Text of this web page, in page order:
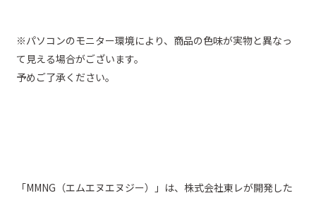
※パソコンのモニター環境により、商品の色味が実物と異なっ
て見える場合がございます。
予めご了承ください。
「MMNG（エムエヌエヌジー）」は、株式会社東レが開発した